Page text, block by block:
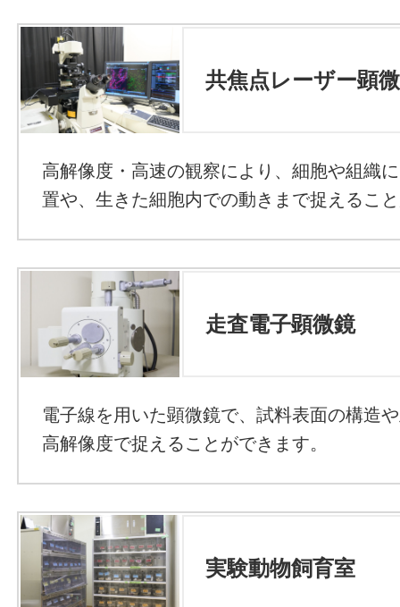
共焦点レーザー顕
高解像度・高速の観察により、細胞や組織
置や、生きた細胞内での動きまで捉えるこ
走査電子顕微鏡
電子線を用いた顕微鏡で、試料表面の構造
高解像度で捉えることができます。
実験動物飼育室